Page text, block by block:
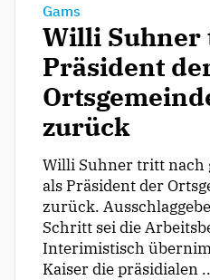
Gams
Willi Suhner
Präsident
zurück
Willi Suhner tritt nach
als Präsident der
zurück.
Schritt sei die
Interimistisch
Kaiser die präsidialen